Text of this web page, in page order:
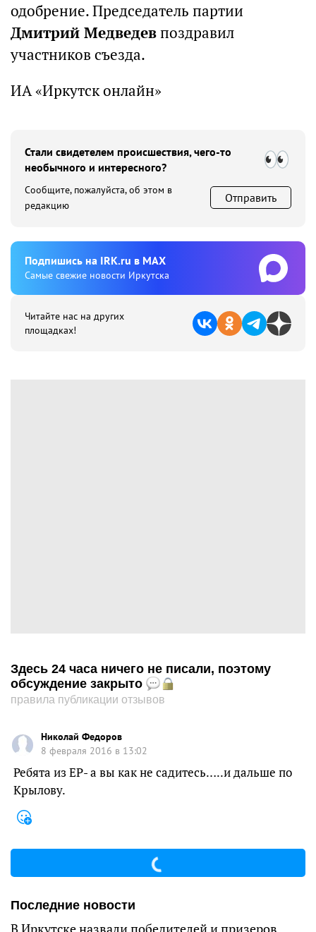
одобрение. Председатель партии
Дмитрий Медведевпоздравил
участников съезда.
ИА «Иркутск онлайн»
Стали свидетелем происшествия, чего-то
необычного и интересного?
Сообщите, пожалуйста, об этом в
редакцию
Отправить
Подпишиcь на IRK.ru в MAX
Cамые свежие новости Иркутска
Читайте нас на других
площадках!
Здесь 24 часа ничего не писали, поэтому
обсуждение закрыто
правила публикации отзывов
Николай Федоров
8 февраля 2016 в 13:02
Ребята из ЕР- а вы как не садитесь…..и дальше по
Крылову.
Последние новости
В Иркутске назвали победителей и призеров